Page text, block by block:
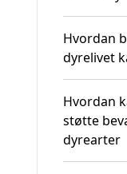
Hvordan
dyrelivet
Hvordan
støtte
dyrearter